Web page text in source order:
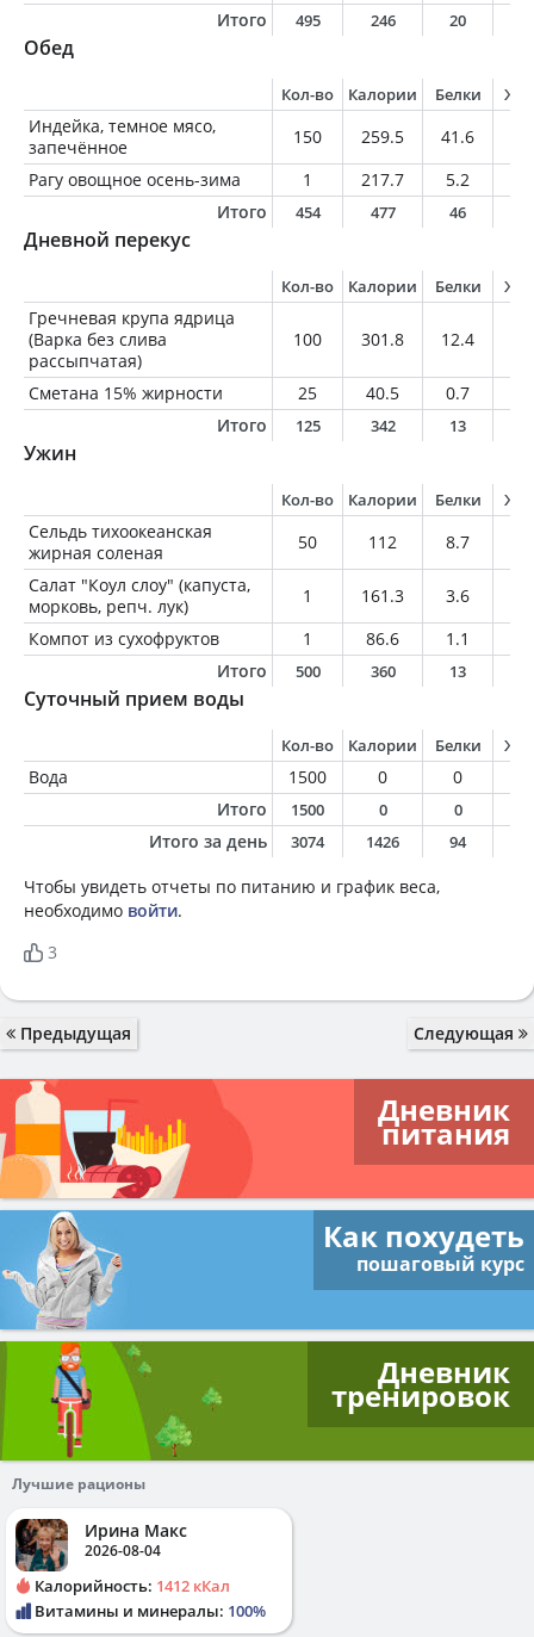
Итого
495 246 20
Обед
Кол-во Калории Белки
Индейка, темное мясо,
запечённое
150 259.5 41.6
Рагу овощное осень-зима
1 217.7 5.2
Итого
454 477 46
Дневной перекус
Кол-во Калории Белки
Гречневая крупа ядрица
(Варка без слива
рассыпчатая)
100 301.8 12.4
Сметана 15% жирности 25 40.5 0.7
Итого
125 342 13
Ужин
Кол-во Калории Белки
Сельдь тихоокеанская
жирная соленая
50 112 8.7
Салат "Коул слоу" (капуста,
морковь, репч. лук)
1 161.3 3.6
Компот из сухофруктов
1 86.6 1.1
Итого
500 360 13
Суточный прием воды
Кол-во Калории Белки
Вода 1500 0 0
Итого
1500 0 0
Итого за день 3074 1426 94
Чтобы увидеть отчеты по питанию и график веса,
необходимо войти.
3
Предыдущая Следующая
Дневник
питания
Как похудеть
пошаговый курс
Дневник
тренировок
Лучшие рационы
Ирина Макс
2026-08-04
Калорийность: 1412 кКал
Витамины и минералы: 100%